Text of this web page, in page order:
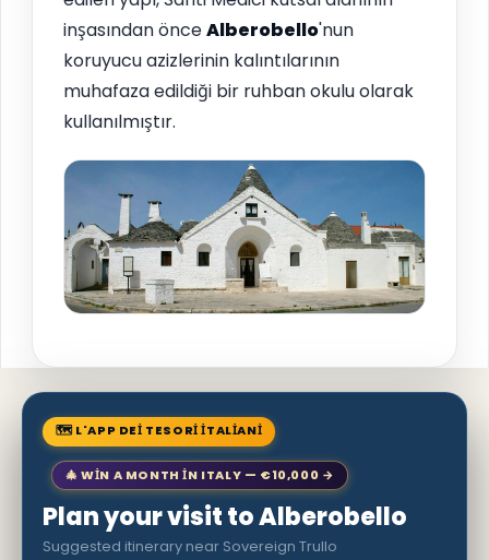
inşasından önceAlberobello'nun
koruyucu azizlerinin kalıntılarının
muhafaza edildiği bir ruhban okulu olarak
kullanılmıştır.
🗺 L'APP DEI TESORI ITALIANI
🎄 WIN A MONTH IN ITALY — €10,000 →
Plan your visit to Alberobello
Suggested itinerary near Sovereign Trullo